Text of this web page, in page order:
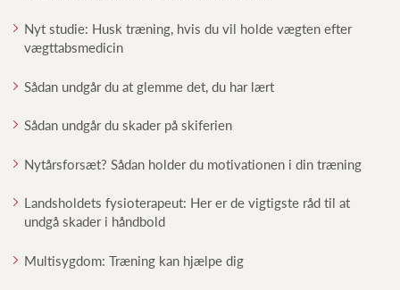
Nyt studie: Husk træning, hvis du vil holde vægten efter
vægttabsmedicin
Sådan undgår du at glemme det, du har lært
Sådan undgår du skader på skiferien
Nytårsforsæt? Sådan holder du motivationen i din træning
Landsholdets fysioterapeut: Her er de vigtigste råd til at
undgå skader i håndbold
Multisygdom: Træning kan hjælpe dig